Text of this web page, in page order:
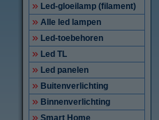
Led-gloeilamp (filament)
Alle led lampen
Led-toebehoren
Led TL
Led panelen
Buitenverlichting
Binnenverlichting
Smart Home